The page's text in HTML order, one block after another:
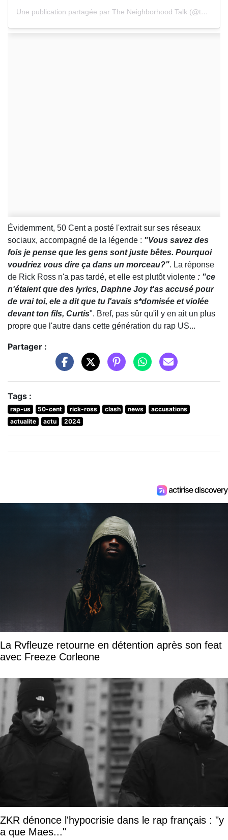
Une publication partagée par The Neighborhood Talk (@theneighborhoodtalk)
Évidemment, 50 Cent a posté l'extrait sur ses réseaux
sociaux, accompagné de la légende : "Vous savez des
fois je pense que les gens sont juste bêtes. Pourquoi
voudriez vous dire ça dans un morceau?". La réponse
de Rick Ross n'a pas tardé, et elle est plutôt violente : "ce
n'étaient que des lyrics, Daphne Joy t'as accusé pour
de vrai toi, ele a dit que tu l'avais s*domisée et violée
devant ton fils, Curtis". Bref, pas sûr qu'il y en ait un plus
propre que l'autre dans cette génération du rap US...
Partager :
Tags :
rap-us 50-cent rick-ross clash news
accusations
actualite
actu 2024
La Rvfleuze retourne en détention après son feat
avec Freeze Corleone
ZKR dénonce l'hypocrisie dans le rap français : "y
a que Maes..."